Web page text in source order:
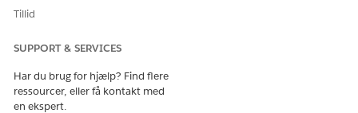
Tillid
SUPPORT & SERVICES
Har du brug for hjælp? Find flere
ressourcer, eller få kontakt med
en ekspert.